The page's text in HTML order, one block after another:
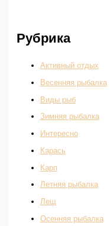
Рубрика
Активный отдых
Весенняя рыбалка
Виды рыб
Зимняя рыбалка
Интересно
Карась
Карп
Летняя рыбалка
Лещ
Осенняя рыбалка